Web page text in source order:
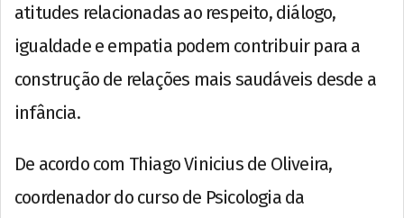
atitudes relacionadas ao respeito, diálogo,
igualdade e empatia podem contribuir para a
construção de relações mais saudáveis desde a
infância.
De acordo com Thiago Vinicius de Oliveira,
coordenador do curso de Psicologia da